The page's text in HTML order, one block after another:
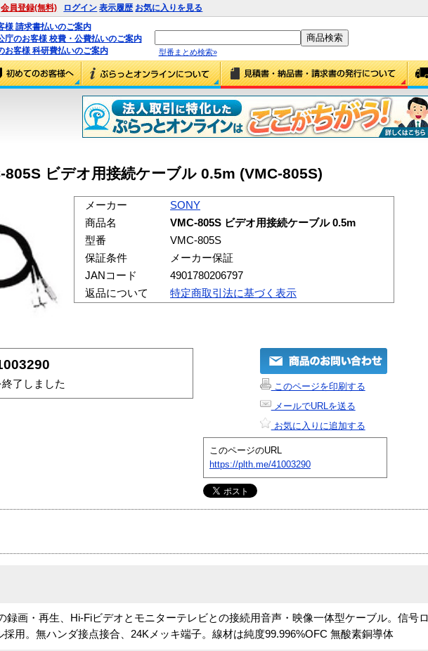
会員登録(無料) ログイン 表示履歴 お気に入りを見る
様 請求書払いのご案内
庁のお客様 校費・公費払いのご案内
お客様 科研費払いのご案内
型番まとめ検索»
805S ビデオ用接続ケーブル 0.5m (VMC-805S)
メーカー
SONY
商品名
VMC-805S ビデオ用接続ケーブル 0.5m
型番
VMC-805S
保証条件
メーカー保証
JANコード
4901780206797
返品について
特定商取引法に基づく表示
了しました
このページを印刷する
メールでURLを送る
お気に入りに追加する
このページのURL
https://plth.me/41003290
録画・再生、Hi-Fiビデオとモニターテレビとの接続用音声・映像一体型ケーブル。信号
用。無ハンダ接点接合、24Kメッキ端子。線材は純度99.996%OFC 無酸素銅導体